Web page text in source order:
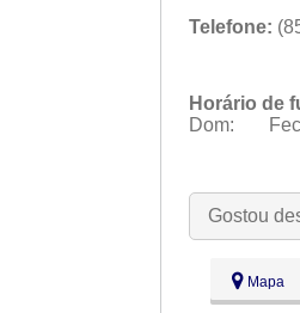
Telefone: (85)
Horário de
Dom:
Qua:
Qui:
Gostou
Mapa